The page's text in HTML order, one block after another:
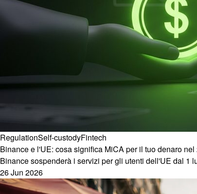
RegulationSelf-custodyFintech
Binance e l'UE: cosa significa MiCA per il tuo denaro nel
Binance sospenderà i servizi per gli utenti dell'UE dal 1
26 Jun 2026